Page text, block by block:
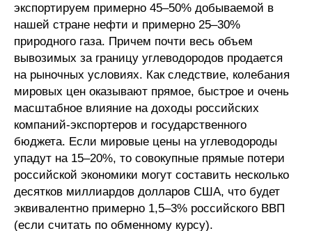
экспортируем примерно 45–50% добываемой в
нашей стране нефти и примерно 25–30%
природного газа. Причем почти весь объем
вывозимых за границу углеводородов продается
на рыночных условиях. Как следствие, колебания
мировых цен оказывают прямое, быстрое и очень
масштабное влияние на доходы российских
компаний-экспортеров и государственного
бюджета. Если мировые цены на углеводороды
упадут на 15–20%, то совокупные прямые потери
российской экономики могут составить несколько
десятков миллиардов долларов США, что будет
эквивалентно примерно 1,5–3% российского ВВП
(если считать по обменному курсу).